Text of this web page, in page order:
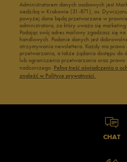
Administratorem danych osobowych jest
siedzibą w Krakowie (31-871), os.
powyżej dane będą przetwarzane w
administratora, za który uważa się marketing
Podając swój adres mailowy zgadzasz się
handlowych. Podanie danych jest
otrzymywania newslettera. Każdy ma prawo
przetwarzania, a także żądania dostępu do
lub ograniczenia przetwarzania oraz prawo
nadzorczego. Pełną treść oświadczenia o
znaleźć w Polityce prywatności.
CHAT